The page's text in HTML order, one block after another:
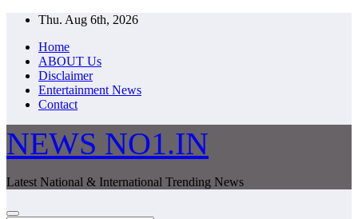
Skip
content
Thu. Aug 6th, 2026
Home
ABOUT Us
Disclaimer
Entertainment News
Contact
NEWS NO1.IN
Latest National & International Trending News